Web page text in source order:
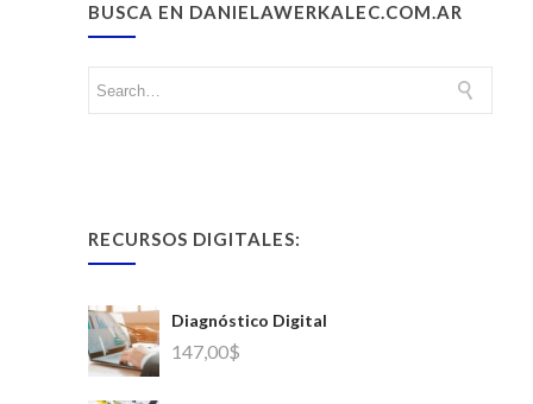
BUSCA EN DANIELAWERKALEC.COM.AR
RECURSOS DIGITALES:
Diagnóstico Digital
147,00$